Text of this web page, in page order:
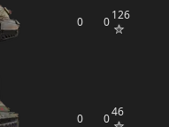
0 0126
0 046